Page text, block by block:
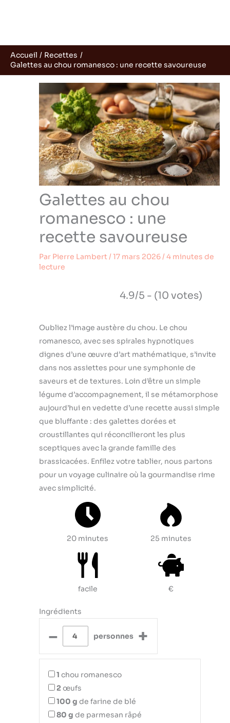
Accueil
Recettes
Galettes au chou romanesco : une recette savoureuse
Galettes au chou
romanesco : une
recette savoureuse
Par Pierre Lambert/17 mars 2026/4 minutes de
lecture
4.9/5 - (10 votes)
Oubliez l’image austère du chou. Le chou
romanesco, avec ses spirales hypnotiques
dignes d’une œuvre d’art mathématique, s’invite
dans nos assiettes pour une symphonie de
saveurs et de textures. Loin d’être un simple
légume d’accompagnement, il se métamorphose
aujourd’hui en vedette d’une recette aussi simple
que bluffante : des galettes dorées et
croustillantes qui réconcilieront les plus
sceptiques avec la grande famille des
brassicacées. Enfilez votre tablier, nous partons
pour un voyage culinaire où la gourmandise rime
avec simplicité.
20 minutes 25 minutes
facile €
Ingrédients
– personnes +
1 chou romanesco
2 œufs
100 g de farine de blé
80 g de parmesan râpé